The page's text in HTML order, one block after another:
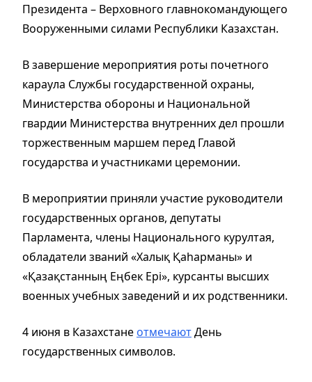
Президента – Верховного главнокомандующего
Вооруженными силами Республики Казахстан.
В завершение мероприятия роты почетного
караула Службы государственной охраны,
Министерства обороны и Национальной
гвардии Министерства внутренних дел прошли
торжественным маршем перед Главой
государства и участниками церемонии.
В мероприятии приняли участие руководители
государственных органов, депутаты
Парламента, члены Национального курултая,
обладатели званий «Халық Қаһарманы» и
«Қазақстанның Еңбек Ері», курсанты высших
военных учебных заведений и их родственники.
4 июня в Казахстане отмечаютДень
государственных символов.